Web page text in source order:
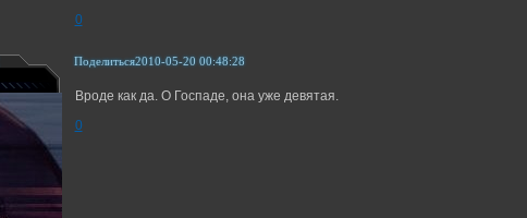
0
Поделиться2010-05-20 00:48:28
Вроде как да. О Госпаде, она уже девятая.
0